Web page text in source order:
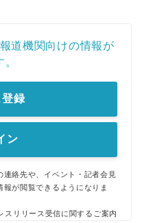
道機関向けの情報が
登録
ン
絡先や、イベント・記者会見
が閲覧できるようになりま
スリリース受信に関するご案内